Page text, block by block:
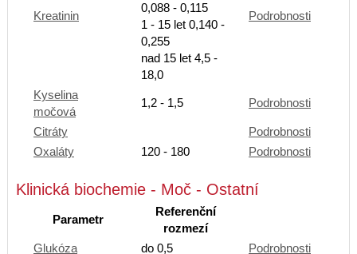
Kreatinin
0,088 - 0,115
1 - 15 let 0,140 -
0,255
nad 15 let 4,5 -
18,0
Podrobnosti
Kyselina
močová
1,2 - 1,5 Podrobnosti
Citráty
Podrobnosti
Oxaláty
120 - 180 Podrobnosti
Klinická biochemie - Moč - Ostatní
Parametr
Referenční
rozmezí
Glukóza
do 0,5 Podrobnosti